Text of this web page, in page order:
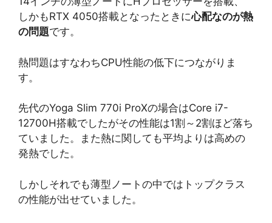
しかもRTX 4050搭載となったときに心配なのが熱
の問題です。
熱問題はすなわちCPU性能の低下につながりま
す。
先代のYoga Slim 770i ProXの場合はCore i7-
12700H搭載でしたがその性能は1割～2割ほど落ち
ていました。また熱に関しても平均よりは高めの
発熱でした。
しかしそれでも薄型ノートの中ではトップクラス
の性能が出せていました。